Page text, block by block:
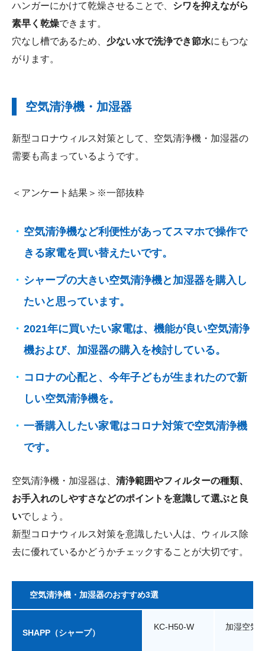
ハンガーにかけて乾燥させることで、 シワを抑えながら
素早く乾燥できます。
穴なし槽であるため、 少ない水で洗浄でき節水にもつな
がります。
空気清浄機・加湿器
新型コロナウィルス対策として、空気清浄機・加湿器の
需要も高まっているようです。
＜アンケート結果＞※一部抜粋
空気清浄機など利便性があってスマホで操作で
きる家電を買い替えたいです。
シャープの大きい空気清浄機と加湿器を購入し
たいと思っています。
2021年に買いたい家電は、機能が良い空気清浄
機および、加湿器の購入を検討している。
コロナの心配と、今年子どもが生まれたので新
しい空気清浄機を。
一番購入したい家電はコロナ対策で空気清浄機
です。
空気清浄機・加湿器は、 清浄範囲やフィルターの種類、
お手入れのしやすさなどのポイントを意識して選ぶと良
いでしょう。
新型コロナウィルス対策を意識したい人は、ウィルス除
去に優れているかどうかチェックすることが大切です。
空気清浄機・加湿器のおすすめ3選
SHAPP（シャープ）
KC-H50-W 加湿空気